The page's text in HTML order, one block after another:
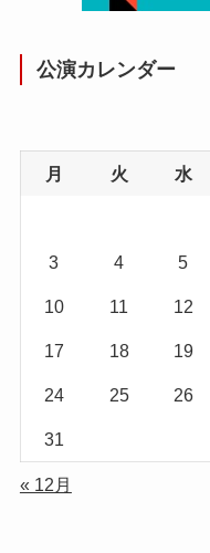
公演カレンダー
月 火 水
3 4 5
10 11 12
17 18 19
24 25 26
31
« 12月